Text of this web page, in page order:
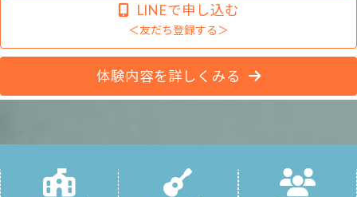
LINEで申し込む
＜友だち登録する＞
体験内容を詳しくみる